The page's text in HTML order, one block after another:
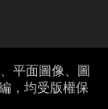
平面圖像、圖
，均受版權保